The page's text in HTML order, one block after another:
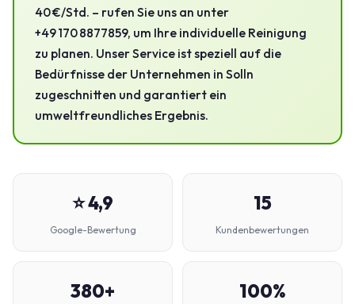
40 €/Std. – rufen Sie uns an unter
+49 170 8877859, um Ihre individuelle Reinigung
zu planen. Unser Service ist speziell auf die
Bedürfnisse der Unternehmen in Solln
zugeschnitten und garantiert ein
umweltfreundliches Ergebnis.
⭐ 4,9
Google-Bewertung
15
Kundenbewertungen
380+ 100%